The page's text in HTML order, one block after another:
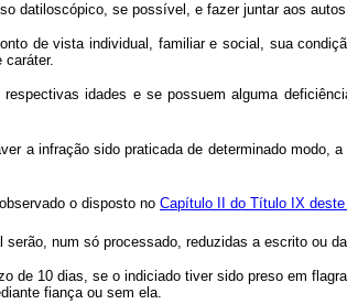
datiloscópico, se possível, e fazer juntar aos
de vista individual, familiar e social, sua
caráter.
idades e se possuem alguma
a infração sido praticada de determinado modo,
o disposto no Capítulo II do Título IX
num só processado, reduzidas a escrito ou
de 10 dias, se o indiciado tiver sido preso em
fiança ou sem ela.